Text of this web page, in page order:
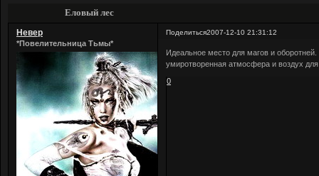
Еловый лес
Поделиться2007-12-10 21:31:12
Невер
*Повелительница Тьмы*
Идеальное место для магов и
умиротворенная атмосфера и воздух
0